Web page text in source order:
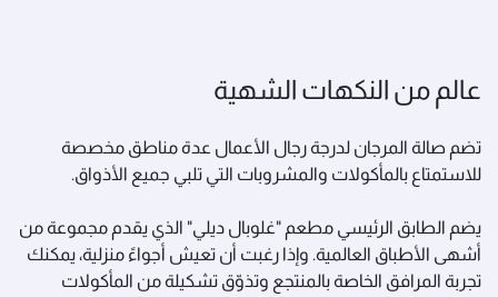
عالم من النكهات الشهية
تضم صالة المرجان لدرجة رجال الأعمال عدة مناطق مخصصة
للاستمتاع بالمأكولات والمشروبات التي تلبي جميع الأذواق.
يضم الطابق الرئيسي مطعم "غلوبال ديلي" الذي يقدم مجموعة من
أشهى الأطباق العالمية. وإذا رغبت أن تعيش أجواءً منزلية، يمكنك
تجربة المرافق الخاصة بالمنتجع وتذوّق تشكيلة من المأكولات